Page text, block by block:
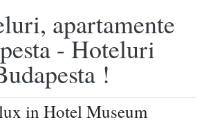
apartamente
- Hoteluri
!
in Hotel Museum